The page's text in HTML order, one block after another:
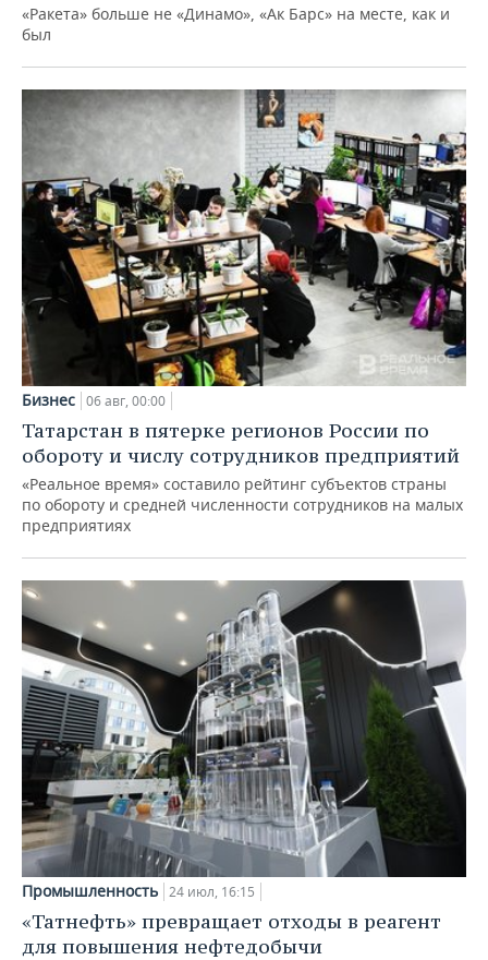
«Ракета» больше не «Динамо», «Ак Барс» на месте, как и
был
Бизнес 06 авг, 00:00
Татарстан в пятерке регионов России по
обороту и числу сотрудников предприятий
«Реальное время» составило рейтинг субъектов страны
по обороту и средней численности сотрудников на малых
предприятиях
Промышленность 24 июл, 16:15
«Татнефть» превращает отходы в реагент
для повышения нефтедобычи